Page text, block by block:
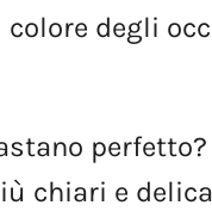
colore degli
perfetto?
chiari e